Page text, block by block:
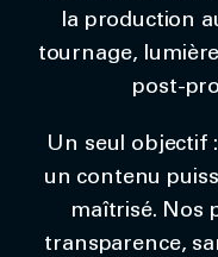
la production
tournage,
post-
Un seul objectif
un contenu
maîtrisé. Nos
transparence,